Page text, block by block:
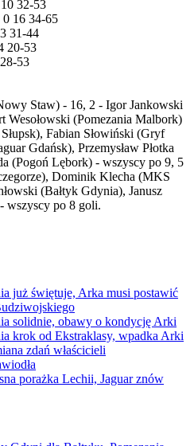
32-53
0 16 34-65
31-44
20-53
53
Staw) - 16, 2 - Igor Jankowski
Wesołowski (Pomezania Malbork)
Fabian Słowiński (Gryf
Gdańsk), Przemysław Płotka
(Pogoń Lębork) - wszyscy po 9, 5
Dominik Klecha (MKS
(Bałtyk Gdynia), Janusz
wszyscy po 8 goli.
już świętuje, Arka musi postawić
solidnie, obawy o kondycję Arki
krok od Ekstraklasy, wpadka Arki
zdań właścicieli
porażka Lechii, Jaguar znów